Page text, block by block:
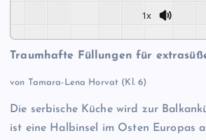
1x
Traumhafte Füllungen für
von Tamara-Lena Horvat (Kl. 6)
Die serbische Küche wird zur
ist eine Halbinsel im Osten Europas